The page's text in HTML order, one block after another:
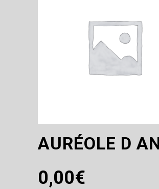
AURÉOLE D
0,00€